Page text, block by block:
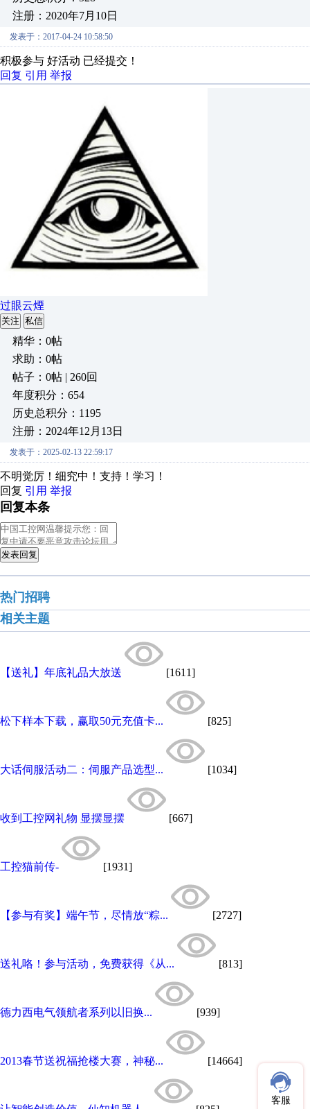
注册：2020年7月10日
发表于：2017-04-24 10:58:50
积极参与 好活动 已经提交！
回复 引用 举报
过眼云煙
关注 私信
精华：0帖
求助：0帖
帖子：0帖 | 260回
年度积分：654
历史总积分：1195
注册：2024年12月13日
发表于：2025-02-13 22:59:17
不明觉厉！细究中！支持！学习！
回复 引用 举报
回复本条
发表回复
热门招聘
相关主题
【送礼】年底礼品大放送 [1611]
松下样本下载，赢取50元充值卡... [825]
大话伺服活动二：伺服产品选型... [1034]
收到工控网礼物 显摆显摆 [667]
工控猫前传- [1931]
【参与有奖】端午节，尽情放“粽... [2727]
送礼咯！参与活动，免费获得《从... [813]
德力西电气领航者系列以旧换... [939]
2013春节送祝福抢楼大赛，神秘... [14664]
客服